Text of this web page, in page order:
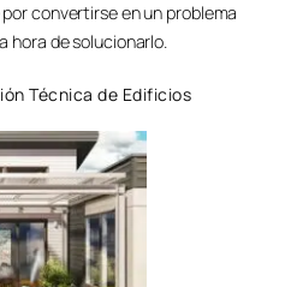
convertirse en un problema
hora de solucionarlo.
Técnica de Edificios